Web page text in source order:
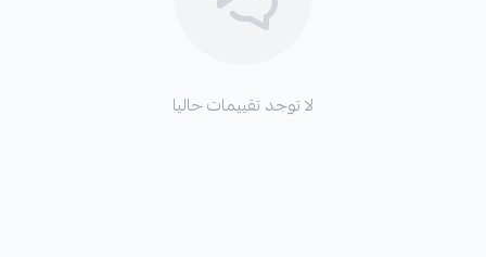
لا توجد تقييمات حاليا